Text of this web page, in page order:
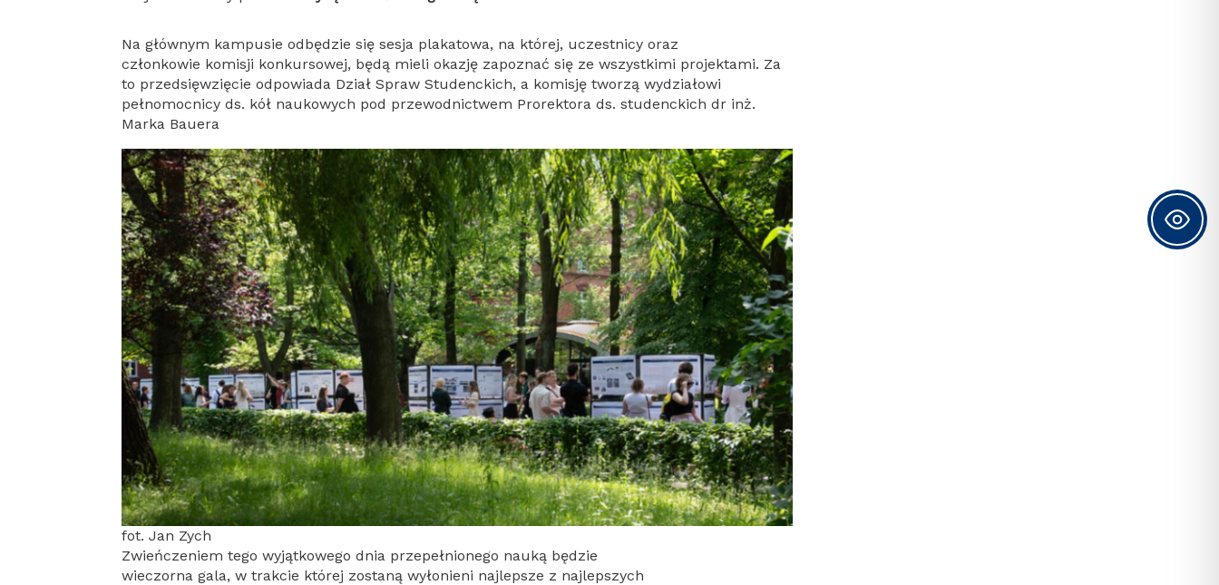
Na głównym kampusie odbędzie się sesja plakatowa, na której, uczestnicy oraz
członkowie komisji konkursowej, będą mieli okazję zapoznać się ze wszystkimi projektami. Za
to przedsięwzięcie odpowiada Dział Spraw Studenckich, a komisję tworzą wydziałowi
pełnomocnicy ds. kół naukowych pod przewodnictwem Prorektora ds. studenckich dr inż.
Marka Bauera
fot. Jan Zych
Zwieńczeniem tego wyjątkowego dnia przepełnionego nauką będzie
wieczorna gala, w trakcie której zostaną wyłonieni najlepsze z najlepszych